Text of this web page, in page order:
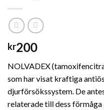
kr200
NOLVADEX
som har visat kraftiga
djurförsökssystem. De
relaterade till dess